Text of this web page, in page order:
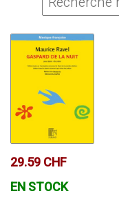
29.59 CHF
EN STOCK